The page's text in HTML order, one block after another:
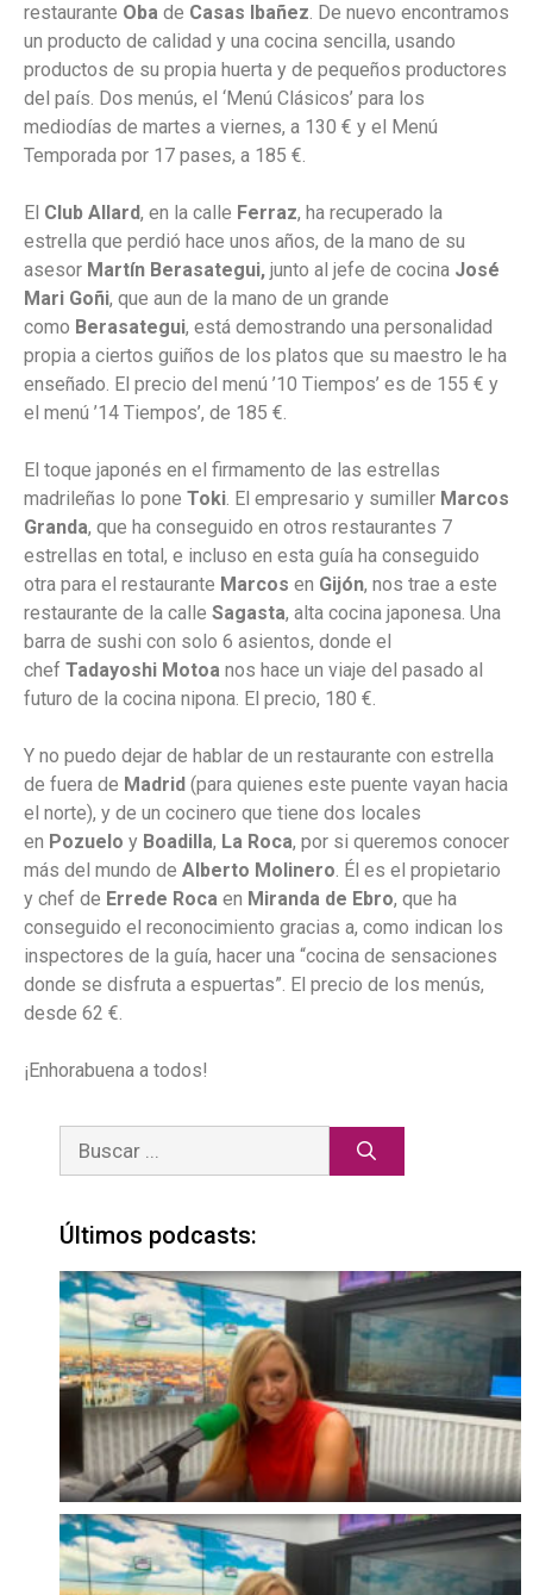
restaurante Oba de Casas Ibañez. De nuevo encontramos
un producto de calidad y una cocina sencilla, usando
productos de su propia huerta y de pequeños productores
del país. Dos menús, el ‘Menú Clásicos’ para los
mediodías de martes a viernes, a 130 € y el Menú
Temporada por 17 pases, a 185 €.
El Club Allard, en la calle Ferraz, ha recuperado la
estrella que perdió hace unos años, de la mano de su
asesor Martín Berasategui, junto al jefe de cocina José
Mari Goñi, que aun de la mano de un grande
como Berasategui, está demostrando una personalidad
propia a ciertos guiños de los platos que su maestro le ha
enseñado. El precio del menú ’10 Tiempos’ es de 155 € y
el menú ’14 Tiempos’, de 185 €.
El toque japonés en el firmamento de las estrellas
madrileñas lo pone Toki. El empresario y sumiller Marcos
Granda, que ha conseguido en otros restaurantes 7
estrellas en total, e incluso en esta guía ha conseguido
otra para el restaurante Marcos en Gijón, nos trae a este
restaurante de la calle Sagasta, alta cocina japonesa. Una
barra de sushi con solo 6 asientos, donde el
chef Tadayoshi Motoa nos hace un viaje del pasado al
futuro de la cocina nipona. El precio, 180 €.
Y no puedo dejar de hablar de un restaurante con estrella
de fuera de Madrid (para quienes este puente vayan hacia
el norte), y de un cocinero que tiene dos locales
en Pozuelo y Boadilla, La Roca, por si queremos conocer
más del mundo de Alberto Molinero. Él es el propietario
y chef de Errede Roca en Miranda de Ebro, que ha
conseguido el reconocimiento gracias a, como indican los
inspectores de la guía, hacer una “cocina de sensaciones
donde se disfruta a espuertas”. El precio de los menús,
desde 62 €.
¡Enhorabuena a todos!
Últimos podcasts: